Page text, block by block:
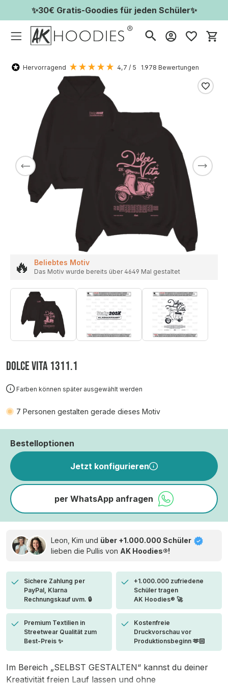
✨30€ Gratis-Goodies für jeden Schüler✨
Hervorragend 4,7 / 5 1.978 Bewertungen
🔥 Beliebtes Motiv
Das Motiv wurde bereits über 4649 Mal gestaltet
DOLCE VITA 1311.1
Farben können später ausgewählt werden
7 Personen gestalten gerade dieses Motiv
Bestelloptionen
Jetzt konfigurieren
per WhatsApp anfragen
Leon, Kim und über +1.000.000 Schüler
lieben die Pullis von AK Hoodies®!
Sichere Zahlung per
PayPal, Klarna
Rechnungskauf uvm. 🔒
+1.000.000 zufriedene
Schüler tragen
AK Hoodies® 🚀
Premium Textilien in
Streetwear Qualität zum
Best-Preis ✨
Kostenfreie
Druckvorschau vor
Produktionsbeginn 🫶🏻
Im Bereich „SELBST GESTALTEN“ kannst du deiner
Kreativität freien Lauf lassen und ohne